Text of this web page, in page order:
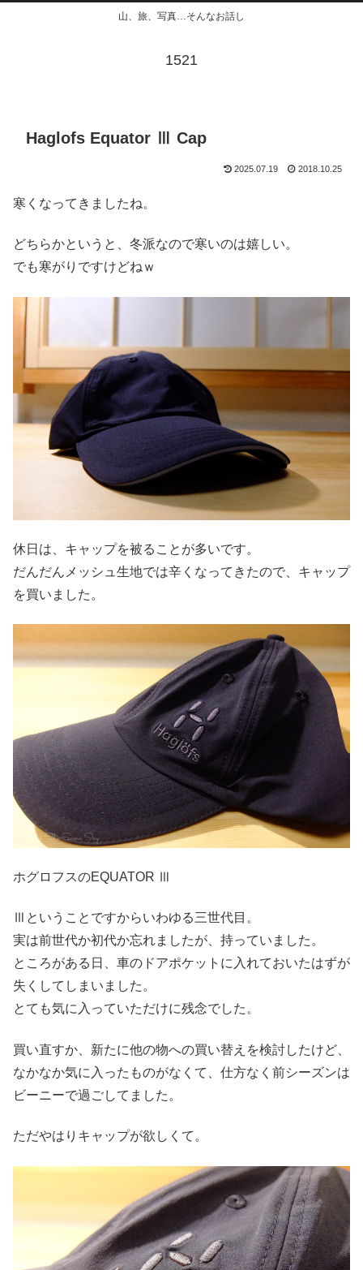
山、旅、写真…そんなお話し
1521
Haglofs Equator Ⅲ Cap
2025.07.19 2018.10.25
寒くなってきましたね。
どちらかというと、冬派なので寒いのは嬉しい。
でも寒がりですけどねｗ
休日は、キャップを被ることが多いです。
だんだんメッシュ生地では辛くなってきたので、キャップ
を買いました。
ホグロフスのEQUATOR Ⅲ
Ⅲということですからいわゆる三世代目。
実は前世代か初代か忘れましたが、持っていました。
ところがある日、車のドアポケットに入れておいたはずが
失くしてしまいました。
とても気に入っていただけに残念でした。
買い直すか、新たに他の物への買い替えを検討したけど、
なかなか気に入ったものがなくて、仕方なく前シーズンは
ビーニーで過ごしてました。
ただやはりキャップが欲しくて。